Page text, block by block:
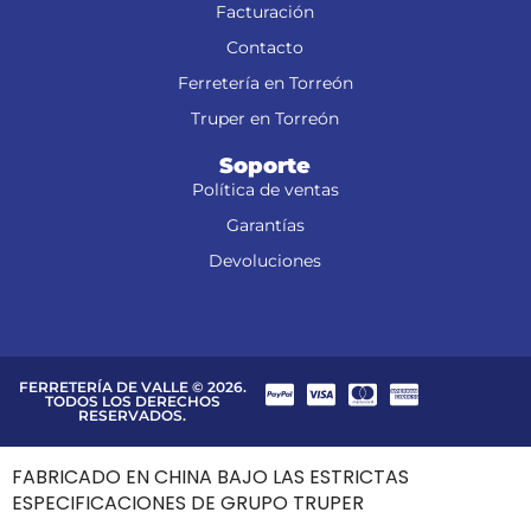
Facturación
Contacto
Ferretería en Torreón
Truper en Torreón
Soporte
Política de ventas
Garantías
Devoluciones
FERRETERÍA DE VALLE © 2026.
TODOS LOS DERECHOS
RESERVADOS.
FABRICADO EN CHINA BAJO LAS ESTRICTAS
ESPECIFICACIONES DE GRUPO TRUPER